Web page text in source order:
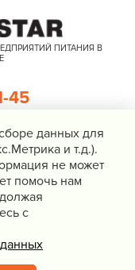
ПИТАНИЯ В
4, корп. 3, пом. 1
45
данных для
и т.д.).
не может
помочь нам
с